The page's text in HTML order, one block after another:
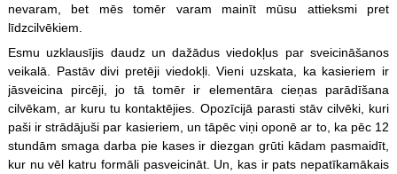
nevaram, bet mēs tomēr varam mainīt mūsu attieksmi pret
līdzcilvēkiem.
Esmu uzklausījis daudz un dažādus viedokļus par sveicināšanos
veikalā. Pastāv divi pretēji viedokļi. Vieni uzskata, ka kasieriem ir
jāsveicina pircēji, jo tā tomēr ir elementāra cieņas parādīšana
cilvēkam, ar kuru tu kontaktējies. Opozīcijā parasti stāv cilvēki, kuri
paši ir strādājuši par kasieriem, un tāpēc viņi oponē ar to, ka pēc 12
stundām smaga darba pie kases ir diezgan grūti kādam pasmaidīt,
kur nu vēl katru formāli pasveicināt. Un, kas ir pats nepatīkamākais